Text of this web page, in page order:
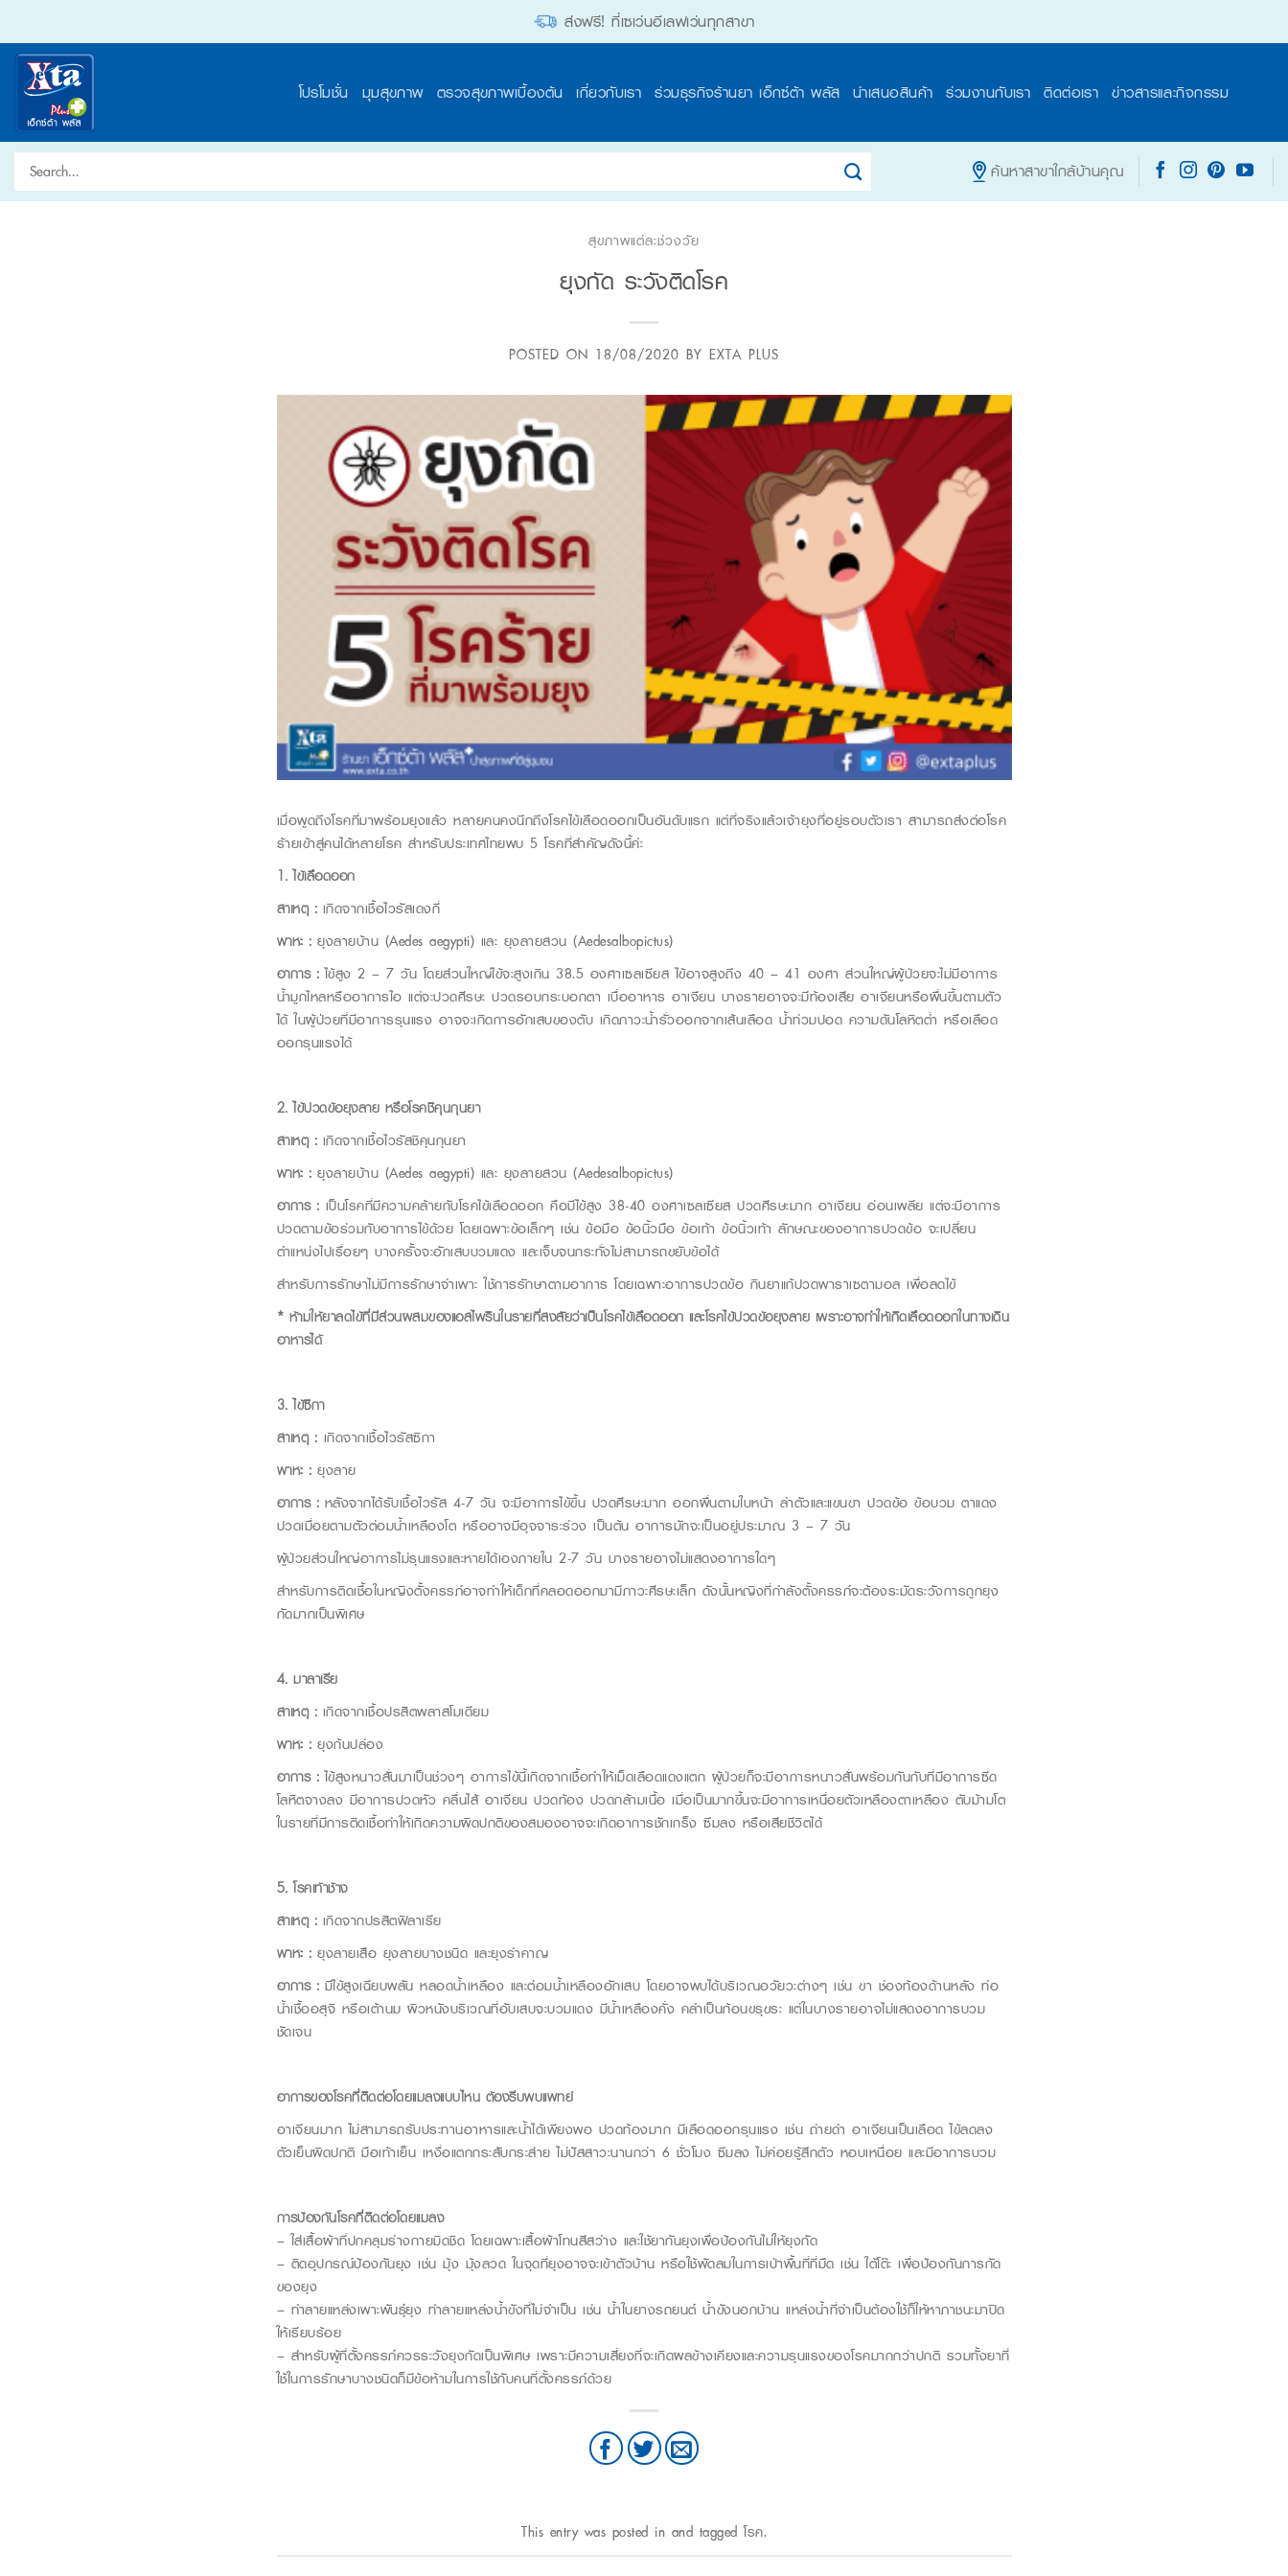
content
ส่งฟรี! ที่เซเว่นอีเลฟเว่นทุกสาขา
โปรโมชั่น มุมสุขภาพ ตรวจสุขภาพเบื้องต้น เกี่ยวกับเรา ร่วมธุรกิจร้านยา เอ็กซ์ต้า พลัส นำเสนอสินค้า ร่วมงานกับเรา ติดต่อเรา ข่าวสารและกิจกรรม
Search
for:
ค้นหาสาขาใกล้บ้านคุณ
สุขภาพแต่ละช่วงวัย
ยุงกัด ระวังติดโรค
POSTED ON 18/08/2020 BY EXTA PLUS
เมื่อพูดถึงโรคที่มาพร้อมยุงแล้ว หลายคนคงนึกถึงโรคไข้เลือดออกเป็นอันดับแรก แต่ที่จริงแล้วเจ้ายุงที่อยู่รอบตัวเรา สามารถส่งต่อโรค
ร้ายเข้าสู่คนได้หลายโรค สำหรับประเทศไทยพบ 5 โรคที่สำคัญดังนี้ค่ะ
1.ไข้เลือดออก
สาเหตุ : เกิดจากเชื้อไวรัสเดงกี่
พาหะ : ยุงลายบ้าน (Aedes aegypti) และ ยุงลายสวน (Aedesalbopictus)
อาการ :ไข้สูง 2 – 7 วัน โดยส่วนใหญ่ไข้จะสูงเกิน 38.5 องศาเซลเซียส ไข้อาจสูงถึง 40 – 41 องศา ส่วนใหญ่ผู้ป่วยจะไม่มีอาการ
น้ำมูกไหลหรืออาการไอ แต่จะปวดศีรษะ ปวดรอบกระบอกตา เบื่ออาหาร อาเจียน บางรายอาจจะมีท้องเสีย อาเจียนหรือผื่นขึ้นตามตัว
ได้ ในผู้ป่วยที่มีอาการรุนแรง อาจจะเกิดการอักเสบของตับ เกิดภาวะน้ำรั่วออกจากเส้นเลือด น้ำท่วมปอด ความดันโลหิตต่ำ หรือเลือด
ออกรุนแรงได้
2.ไข้ปวดข้อยุงลาย หรือโรคชิคุนกุนยา
สาเหตุ : เกิดจากเชื้อไวรัสชิคุนกุนยา
พาหะ : ยุงลายบ้าน (Aedes aegypti) และ ยุงลายสวน (Aedesalbopictus)
อาการ : เป็นโรคที่มีความคล้ายกับโรคไข้เลือดออก คือมีไข้สูง 38-40 องศาเซลเซียส ปวดศีรษะมาก อาเจียน อ่อนเพลีย แต่จะมีอาการ
ปวดตามข้อร่วมกับอาการไข้ด้วย โดยเฉพาะข้อเล็กๆ เช่น ข้อมือ ข้อนิ้วมือ ข้อเท้า ข้อนิ้วเท้า ลักษณะของอาการปวดข้อ จะเปลี่ยน
ตำแหน่งไปเรื่อยๆ บางครั้งจะอักเสบบวมแดง และเจ็บจนกระทั่งไม่สามารถขยับข้อได้
สำหรับการรักษาไม่มีการรักษาจำเพาะ ใช้การรักษาตามอาการ โดยเฉพาะอาการปวดข้อ กินยาแก้ปวดพาราเซตามอล เพื่อลดไข้
* ห้ามให้ยาลดไข้ที่มีส่วนผสมของแอสไพรินในรายที่สงสัยว่าเป็นโรคไข้เลือดออก และโรคไข้ปวดข้อยุงลาย เพราะอาจทำให้เกิดเลือดออกในทางเดิน
อาหารได้
3.ไข้ซิกา
สาเหตุ : เกิดจากเชื้อไวรัสซิกา
พาหะ : ยุงลาย
อาการ : หลังจากได้รับเชื้อไวรัส 4-7 วัน จะมีอาการไข้ขึ้น ปวดศีรษะมาก ออกผื่นตามใบหน้า ลำตัวและแขนขา ปวดข้อ ข้อบวม ตาแดง
ปวดเมื่อยตามตัวต่อมน้ำเหลืองโต หรืออาจมีอุจจาระร่วง เป็นต้น อาการมักจะเป็นอยู่ประมาณ 3 – 7 วัน
ผู้ป่วยส่วนใหญ่อาการไม่รุนแรงและหายได้เองภายใน 2-7 วัน บางรายอาจไม่แสดงอาการใดๆ
สำหรับการติดเชื้อในหญิงตั้งครรภ์อาจทําให้เด็กที่คลอดออกมามีภาวะศีรษะเล็ก ดังนั้นหญิงที่กำลังตั้งครรภ์จะต้องระมัดระวังการถูกยุง
กัดมากเป็นพิเศษ
4. มาลาเรีย
สาเหตุ : เกิดจากเชื้อปรสิตพลาสโมเดียม
พาหะ : ยุงก้นปล่อง
อาการ :ไข้สูงหนาวสั่นมาเป็นช่วงๆ อาการไข้นี้เกิดจากเชื้อทำให้เม็ดเลือดแดงแตก ผู้ป่วยก็จะมีอาการหนาวสั่นพร้อมกันกับที่มีอาการซีด
โลหิตจางลง มีอาการปวดหัว คลื่นไส้ อาเจียน ปวดท้อง ปวดกล้ามเนื้อ เมื่อเป็นมากขึ้นจะมีอาการเหนื่อยตัวเหลืองตาเหลือง ตับม้ามโต
ในรายที่มีการติดเชื้อทำให้เกิดความผิดปกติของสมองอาจจะเกิดอาการชักเกร็ง ซึมลง หรือเสียชีวิตได้
5.โรคเท้าช้าง
สาเหตุ : เกิดจากปรสิตฟิลาเรีย
พาหะ : ยุงลายเสือ ยุงลายบางชนิด และยุงรำคาญ
อาการ : มีไข้สูงเฉียบพลัน หลอดน้ำเหลือง และต่อมน้ำเหลืองอักเสบ โดยอาจพบได้บริเวณอวัยวะต่างๆ เช่น ขา ช่องท้องด้านหลัง ท่อ
น้ำเชื้ออสุจิ หรือเต้านม ผิวหนังบริเวณที่อับเสบจะบวมแดง มีน้ำเหลืองคั่ง คลำเป็นก้อนขรุขระ แต่ในบางรายอาจไม่แสดงอาการบวม
ชัดเจน
อาการของโรคที่ติดต่อโดยแมลงแบบไหน ต้องรีบพบแพทย์
อาเจียนมาก ไม่สามารถรับประทานอาหารและน้ำได้เพียงพอ ปวดท้องมาก มีเลือดออกรุนแรง เช่น ถ่ายดำ อาเจียนเป็นเลือด ไข้ลดลง
ตัวเย็นผิดปกติ มือเท้าเย็น เหงื่อแตกกระสับกระส่าย ไม่ปัสสาวะนานกว่า 6 ชั่วโมง ซึมลง ไม่ค่อยรู้สึกตัว หอบเหนื่อย และมีอาการบวม
การป้องกันโรคที่ติดต่อโดยแมลง
– ใส่เสื้อผ้าที่ปกคลุมร่างกายมิดชิด โดยเฉพาะเสื้อผ้าโทนสีสว่าง และใช้ยากันยุงเพื่อป้องกันไม่ให้ยุงกัด
– ติดอุปกรณ์ป้องกันยุง เช่น มุ้ง มุ้งลวด ในจุดที่ยุงอาจจะเข้าตัวบ้าน หรือใช้พัดลมในการเป่าพื้นที่ที่มืด เช่น ใต้โต๊ะ เพื่อป้องกันการกัด
ของยุง
– ทำลายแหล่งเพาะพันธุ์ยุง ทำลายแหล่งน้ำขังที่ไม่จำเป็น เช่น น้ำในยางรถยนต์ น้ำขังนอกบ้าน แหล่งน้ำที่จำเป็นต้องใช้ก็ให้หาภาชนะมาปิด
ให้เรียบร้อย
– สำหรับผู้ที่ตั้งครรภ์ควรระวังยุงกัดเป็นพิเศษ เพราะมีความเสี่ยงที่จะเกิดผลข้างเคียงและความรุนแรงของโรคมากกว่าปกติ รวมทั้งยาที่
ใช้ในการรักษาบางชนิดก็มีข้อห้ามในการใช้กับคนที่ตั้งครรภ์ด้วย
This entry was posted in and taggedโรค.